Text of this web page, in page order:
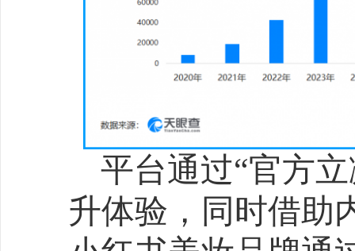
成为平台主推品类。
2025年618大促不仅是
察当代潮流生活的窗口。
达自我态度，场景化需求
传统品类逻辑。服饰领域
识”特征：演唱会场景带
飙升170%，溯溪鞋因户
78%；风格上，“时髦甜心